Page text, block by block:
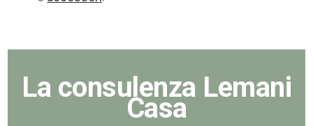
La consulenza Lemani
Casa